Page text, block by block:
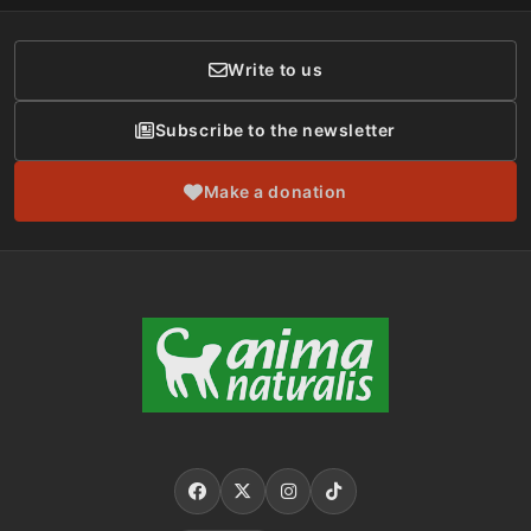
Donor Care
Write to us
Subscribe to the newsletter
Make a donation